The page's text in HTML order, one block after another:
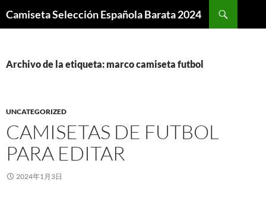
Camiseta Selección Española Barata 2024
Archivo de la etiqueta: marco camiseta futbol
UNCATEGORIZED
CAMISETAS DE FUTBOL
PARA EDITAR
2024年1月3日